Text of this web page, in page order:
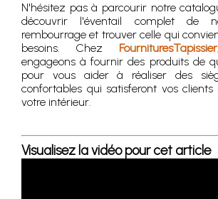
N'hésitez pas à parcourir notre
découvrir l'éventail complet de
rembourrage et trouver celle qui
besoins. Chez FournituresTapissier
engageons à fournir des produits de
pour vous aider à réaliser des
confortables qui satisferont vos clients
votre intérieur.
Visualisez la vidéo pour cet article